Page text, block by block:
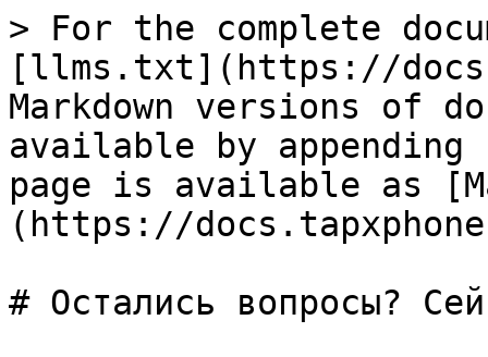
> For the complete
[llms.txt](https://
Markdown versions of
available by
page is available as
(https://
# Остались вопросы?